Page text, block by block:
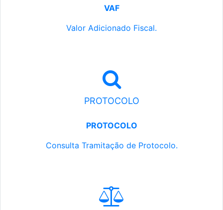
VAF
Valor Adicionado Fiscal.
PROTOCOLO
PROTOCOLO
Consulta Tramitação de Protocolo.